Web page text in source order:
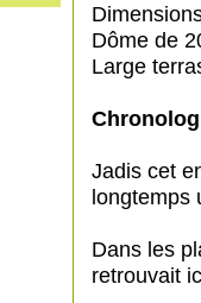
Dôme de
Large
Jadis cet
longtemps
Dans les
retrouvait